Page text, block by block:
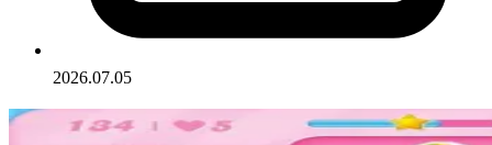
2026.07.05